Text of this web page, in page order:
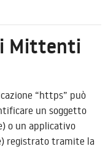
Mittenti
“https” può
un soggetto
o un applicativo
registrato tramite la